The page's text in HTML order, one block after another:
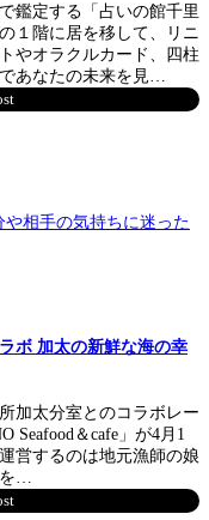
鑑定する「占いの館千里
１階に居を移して、リニ
やオラクルカード、四柱
あなたの未来を見…
ボ 加太の新鮮な海の幸
加太分室とのコラボレー
Seafood＆cafe」が4月1
営するのは地元漁師の娘
…